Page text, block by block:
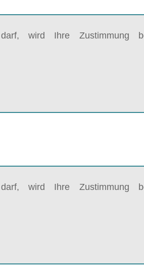
wird Ihre Zustimmung
wird Ihre Zustimmung